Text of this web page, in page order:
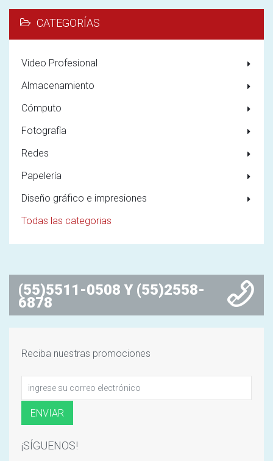
CATEGORÍAS
Video Profesional
Almacenamiento
Cómputo
Fotografía
Redes
Papelería
Diseño gráfico e impresiones
Todas las categorias
(55)5511-0508 Y (55)2558-
6878
Reciba nuestras promociones
¡SÍGUENOS!